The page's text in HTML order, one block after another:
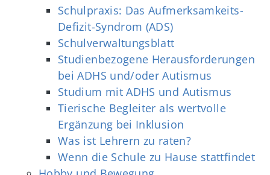
Schulpraxis: Das Aufmerksamkeits-
Defizit-Syndrom (ADS)
Schulverwaltungsblatt
Studienbezogene Herausforderungen
bei ADHS und/oder Autismus
Studium mit ADHS und Autismus
Tierische Begleiter als wertvolle
Ergänzung bei Inklusion
Was ist Lehrern zu raten?
Wenn die Schule zu Hause stattfindet